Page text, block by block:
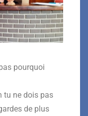
pourquoi
tu ne dois pas
de plus